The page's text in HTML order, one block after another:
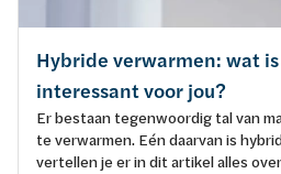
Hybride verwarmen: wat
interessant voor jou?
Er bestaan tegenwoordig tal van
te verwarmen. Eén daarvan is
vertellen je er in dit artikel alles